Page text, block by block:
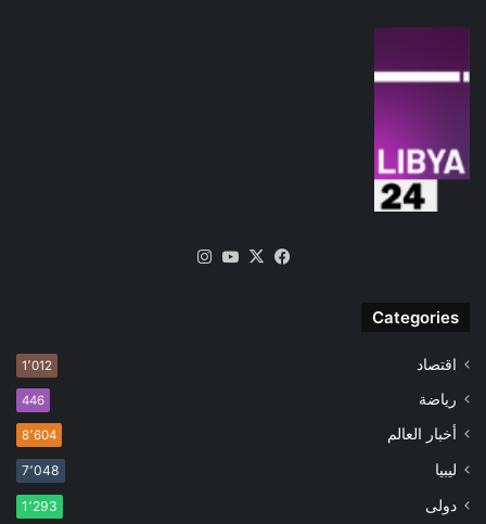
فيسبوك
‫X
‫YouTube
Categories
اقتصاد 1٬012
رياضة 446
أخبار العالم 8٬604
ليبيا 7٬048
دولى 1٬293